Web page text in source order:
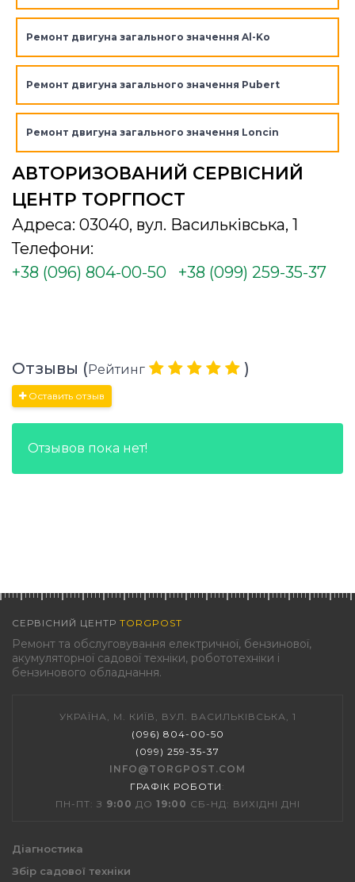
Ремонт двигуна загального значення Al-Ko
Ремонт двигуна загального значення Pubert
Ремонт двигуна загального значення Loncin
АВТОРИЗОВАНИЙ СЕРВІСНИЙ
ЦЕНТР ТОРГПОСТ
Адреса: 03040, вул. Васильківська, 1
Телефони:
+38 (096) 804-00-50
+38 (099) 259-35-37
Отзывы (Рейтинг )
Оставить отзыв
Отзывов пока нет!
СЕРВІСНИЙ ЦЕНТР TORGPOST
Ремонт та обслуговування електричної, бензинової,
акумуляторної садової техніки, робототехніки і
бензинового обладнання.
УКРАЇНА, М. КИЇВ, ВУЛ. ВАСИЛЬКІВСЬКА, 1
(096) 804-00-50
(099) 259-35-37
INFO@TORGPOST.COM
ГРАФІК РОБОТИ :
ПН-ПТ: З 9:00 ДО 19:00 СБ-НД: ВИХІДНІ ДНІ
Діагностика
Збір садової техніки